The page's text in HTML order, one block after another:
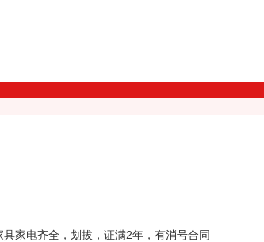
家电齐全，划拔，证满2年，有消号合同